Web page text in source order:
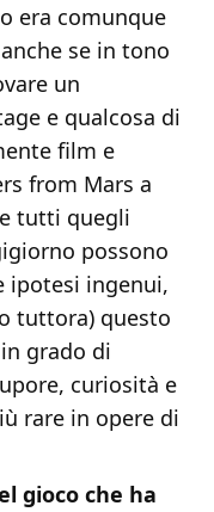
era comunque
se in tono
un
e qualcosa di
film e
from Mars a
tutti quegli
possono
ipotesi ingenui,
tuttora) questo
grado di
curiosità e
rare in opere di
gioco che ha